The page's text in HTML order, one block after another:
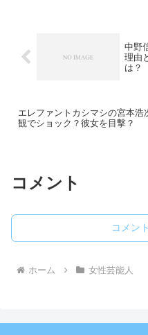
中野
理由
は？
エレファントカシマシの宮本浩
観でショック？彼女を目撃？
コメント
コメン
ホーム 女性芸能人